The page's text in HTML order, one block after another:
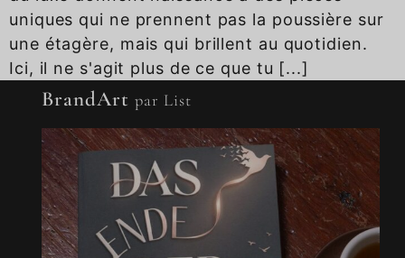
uniques qui ne prennent pas la poussière sur
une étagère, mais qui brillent au quotidien.
Ici, il ne s'agit plus de ce que tu [...]
BrandArt par List